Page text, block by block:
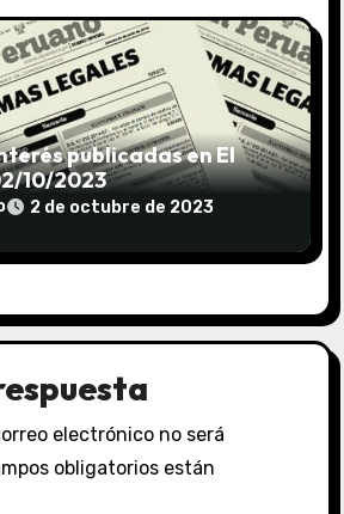
publicadas en El
10/2023
2 de octubre de 2023
electrónico no será
obligatorios están